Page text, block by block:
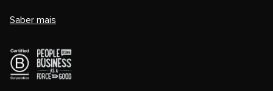
Saber mais